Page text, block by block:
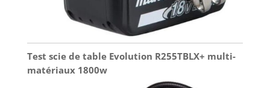
Test scie de table Evolution R255TBLX+ multi-
matériaux 1800w